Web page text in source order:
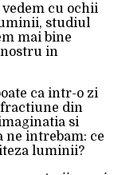
cu ochii
studiul
mai bine
in
ca intr-o zi
fractiune din
si
ne intrebam: ce
luminii?